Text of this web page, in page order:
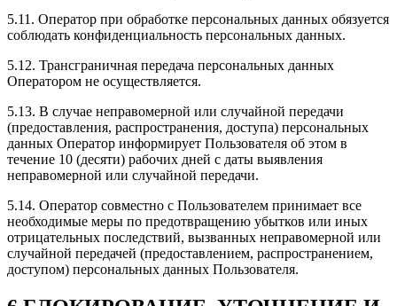
5.11. Оператор при обработке персональных данных обязуется
соблюдать конфиденциальность персональных данных.
5.12. Трансграничная передача персональных данных
Оператором не осуществляется.
5.13. В случае неправомерной или случайной передачи
(предоставления, распространения, доступа) персональных
данных Оператор информирует Пользователя об этом в
течение 10 (десяти) рабочих дней с даты выявления
неправомерной или случайной передачи.
5.14. Оператор совместно с Пользователем принимает все
необходимые меры по предотвращению убытков или иных
отрицательных последствий, вызванных неправомерной или
случайной передачей (предоставлением, распространением,
доступом) персональных данных Пользователя.